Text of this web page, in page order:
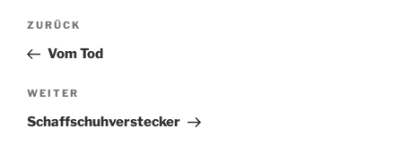
Beitragsnavigation
Vorheriger
Beitrag
ZURÜCK
Vom Tod
Nächster
Beitrag
WEITER
Schaffschuhverstecker